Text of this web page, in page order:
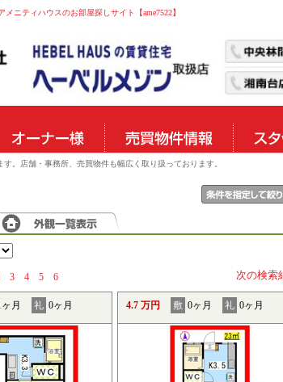
ニティハウスのお部屋探しサイト【ame7522】
。店舗・事務所、売買物件も幅広く取り扱っております。
3 4 5 6 次の検索
ヶ月 礼 0ヶ月 4.7 万円 敷 0ヶ月 礼 0ヶ月